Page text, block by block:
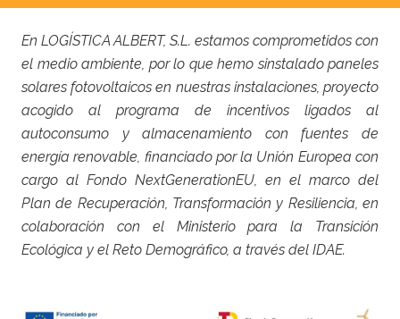
En LOGÍSTICA ALBERT, S.L. estamos comprometidos con
el medio ambiente, por lo que hemo sinstalado paneles
solares fotovoltaicos en nuestras instalaciones, proyecto
acogido al programa de incentivos ligados al
autoconsumo y almacenamiento con fuentes de
energía renovable, financiado por la Unión Europea con
cargo al Fondo NextGenerationEU, en el marco del
Plan de Recuperación, Transformación y Resiliencia, en
colaboración con el Ministerio para la Transición
Ecológica y el Reto Demográfico, a través del IDAE.